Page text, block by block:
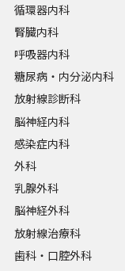
循環器内科
腎臓内科
呼吸器内科
糖尿病・内分泌内科
放射線診断科
脳神経内科
感染症内科
外科
乳腺外科
脳神経外科
放射線治療科
歯科・口腔外科